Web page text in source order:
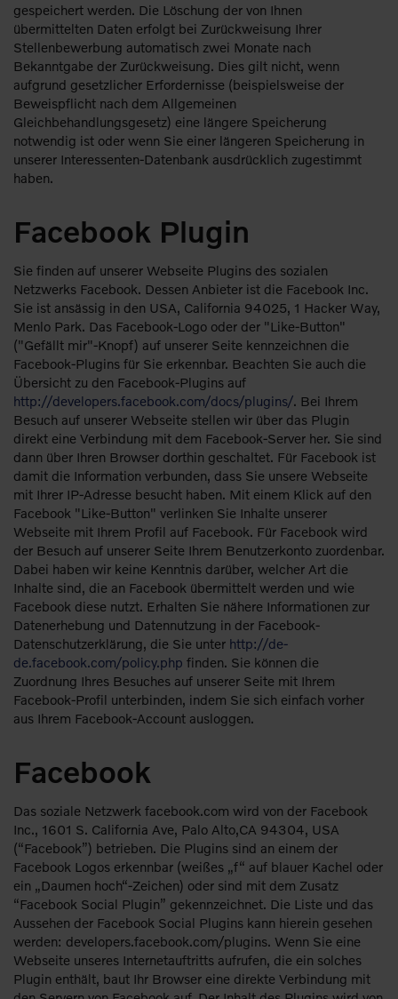
gespeichert werden. Die Löschung der von Ihnen
übermittelten Daten erfolgt bei Zurückweisung Ihrer
Stellenbewerbung automatisch zwei Monate nach
Bekanntgabe der Zurückweisung. Dies gilt nicht, wenn
aufgrund gesetzlicher Erfordernisse (beispielsweise der
Beweispflicht nach dem Allgemeinen
Gleichbehandlungsgesetz) eine längere Speicherung
notwendig ist oder wenn Sie einer längeren Speicherung in
unserer Interessenten-Datenbank ausdrücklich zugestimmt
haben.
Facebook Plugin
Sie finden auf unserer Webseite Plugins des sozialen
Netzwerks Facebook. Dessen Anbieter ist die Facebook Inc.
Sie ist ansässig in den USA, California 94025, 1 Hacker Way,
Menlo Park. Das Facebook-Logo oder der "Like-Button"
("Gefällt mir"-Knopf) auf unserer Seite kennzeichnen die
Facebook-Plugins für Sie erkennbar. Beachten Sie auch die
Übersicht zu den Facebook-Plugins auf
http://developers.facebook.com/docs/plugins/. Bei Ihrem
Besuch auf unserer Webseite stellen wir über das Plugin
direkt eine Verbindung mit dem Facebook-Server her. Sie sind
dann über Ihren Browser dorthin geschaltet. Für Facebook ist
damit die Information verbunden, dass Sie unsere Webseite
mit Ihrer IP-Adresse besucht haben. Mit einem Klick auf den
Facebook "Like-Button" verlinken Sie Inhalte unserer
Webseite mit Ihrem Profil auf Facebook. Für Facebook wird
der Besuch auf unserer Seite Ihrem Benutzerkonto zuordenbar.
Dabei haben wir keine Kenntnis darüber, welcher Art die
Inhalte sind, die an Facebook übermittelt werden und wie
Facebook diese nutzt. Erhalten Sie nähere Informationen zur
Datenerhebung und Datennutzung in der Facebook-
Datenschutzerklärung, die Sie unter http://de-
de.facebook.com/policy.php finden. Sie können die
Zuordnung Ihres Besuches auf unserer Seite mit Ihrem
Facebook-Profil unterbinden, indem Sie sich einfach vorher
aus Ihrem Facebook-Account ausloggen.
Facebook
Das soziale Netzwerk facebook.com wird von der Facebook
Inc., 1601 S. California Ave, Palo Alto,CA 94304, USA
(“Facebook”) betrieben. Die Plugins sind an einem der
Facebook Logos erkennbar (weißes „f“ auf blauer Kachel oder
ein „Daumen hoch“-Zeichen) oder sind mit dem Zusatz
“Facebook Social Plugin” gekennzeichnet. Die Liste und das
Aussehen der Facebook Social Plugins kann hierein gesehen
werden: developers.facebook.com/plugins. Wenn Sie eine
Webseite unseres Internetauftritts aufrufen, die ein solches
Plugin enthält, baut Ihr Browser eine direkte Verbindung mit